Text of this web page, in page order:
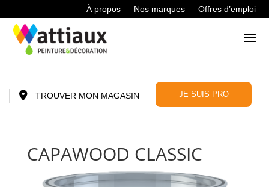
À propos Nos marques Offres d’emploi
TROUVER MON MAGASIN JE SUIS PRO
CAPAWOOD CLASSIC